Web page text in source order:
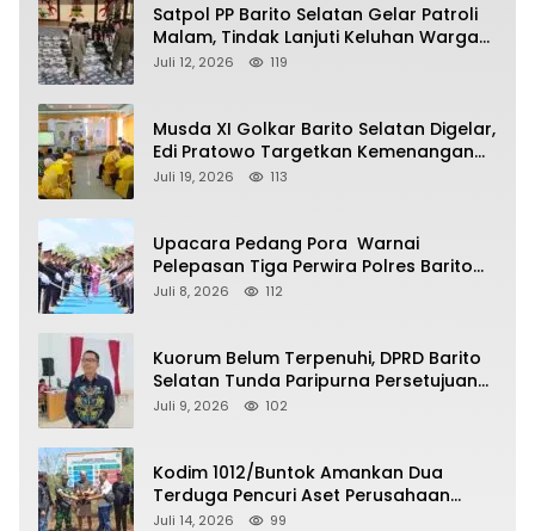
Satpol PP Barito Selatan Gelar Patroli
Malam, Tindak Lanjuti Keluhan Warga
soal Balap Liar dan Remaja Nongkrong
Juli 12, 2026 119
Musda XI Golkar Barito Selatan Digelar,
Edi Pratowo Targetkan Kemenangan
Partai pada Pemilu Mendatang
Juli 19, 2026 113
Upacara Pedang Pora Warnai
Pelepasan Tiga Perwira Polres Barito
Selatan Masuki Masa Pensiun
Juli 8, 2026 112
Kuorum Belum Terpenuhi, DPRD Barito
Selatan Tunda Paripurna Persetujuan
Raperda Pertanggungjawaban APBD
Juli 9, 2026 102
Kodim 1012/Buntok Amankan Dua
Terduga Pencuri Aset Perusahaan
Sitaan Satgas PKH, Satu Paket Diduga
Juli 14, 2026 99